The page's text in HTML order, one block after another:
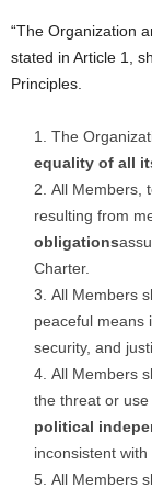
“The Organization
stated in Article 1,
Principles.
The
equality of all
All Members,
resulting from
obligations
Charter.
All Members
peaceful means
security, and
All Members
the threat or
political
inconsistent
All Members